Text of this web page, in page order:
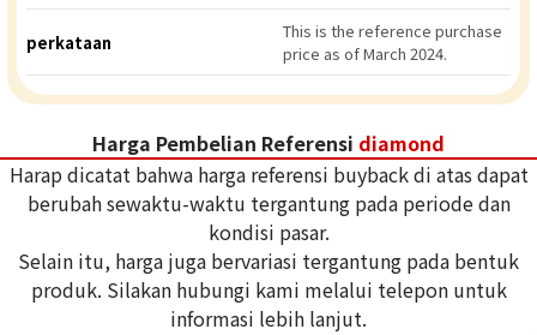
perkataan
This is the reference purchase
price as of March 2024.
Harga Pembelian Referensi diamond
Harap dicatat bahwa harga referensi buyback di atas dapat
berubah sewaktu-waktu tergantung pada periode dan
kondisi pasar.
Selain itu, harga juga bervariasi tergantung pada bentuk
produk. Silakan hubungi kami melalui telepon untuk
informasi lebih lanjut.